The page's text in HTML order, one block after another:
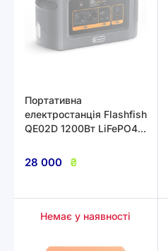
Портативна
електростанція Flashfish
QE02D 1200Вт LiFePO4:
1008Вт·год
28 000 ₴
Немає у наявності